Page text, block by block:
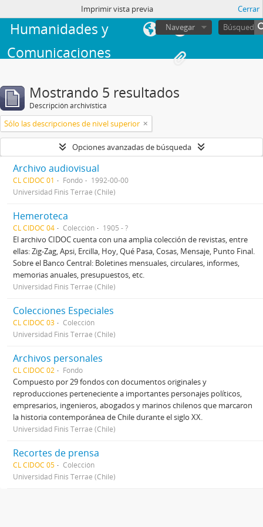
Facultad de
Humanidades y
Comunicaciones
sesión
Navegar
Imprimir vista previa Cerrar
Mostrando 5 resultados
Descripción archivística
Sólo las descripciones de nivel superior
Opciones avanzadas de búsqueda
Archivo audiovisual
CL CIDOC 01 Fondo
1992-00-00
Universidad Finis Terrae (Chile)
Hemeroteca
CL CIDOC 04 Colección 1905 - ?
El archivo CIDOC cuenta con una amplia colección de revistas, entre
ellas: Zig-Zag, Apsi, Ercilla, Hoy, Qué Pasa, Cosas, Mensaje, Punto Final.
Sobre el Banco Central: Boletines mensuales, circulares, informes,
memorias anuales, presupuestos, etc.
Universidad Finis Terrae (Chile)
Colecciones Especiales
CL CIDOC 03
Colección
Universidad Finis Terrae (Chile)
Archivos personales
CL CIDOC 02 Fondo
Compuesto por 29 fondos con documentos originales y
reproducciones perteneciente a importantes personajes políticos,
empresarios, ingenieros, abogados y marinos chilenos que marcaron
la historia contemporánea de Chile durante el siglo XX.
Universidad Finis Terrae (Chile)
Recortes de prensa
CL CIDOC 05
Colección
Universidad Finis Terrae (Chile)